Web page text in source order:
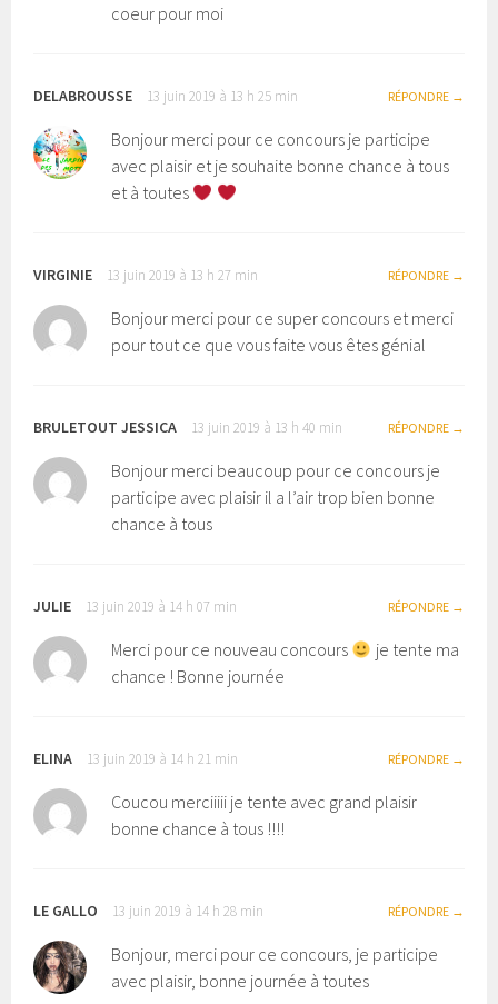
coeur pour moi
DELABROUSSE 13 juin 2019 à 13 h 25 min RÉPONDRE
Bonjour merci pour ce concours je participe
avec plaisir et je souhaite bonne chance à tous
et à toutes
VIRGINIE 13 juin 2019 à 13 h 27 min RÉPONDRE
Bonjour merci pour ce super concours et merci
pour tout ce que vous faite vous êtes génial
BRULETOUT JESSICA 13 juin 2019 à 13 h 40 min RÉPONDRE
Bonjour merci beaucoup pour ce concours je
participe avec plaisir il a l’air trop bien bonne
chance à tous
JULIE 13 juin 2019 à 14 h 07 min RÉPONDRE
Merci pour ce nouveau concours
je tente ma
chance ! Bonne journée
ELINA 13 juin 2019 à 14 h 21 min RÉPONDRE
Coucou merciiiii je tente avec grand plaisir
bonne chance à tous !!!!
LE GALLO 13 juin 2019 à 14 h 28 min RÉPONDRE
Bonjour, merci pour ce concours, je participe
avec plaisir, bonne journée à toutes